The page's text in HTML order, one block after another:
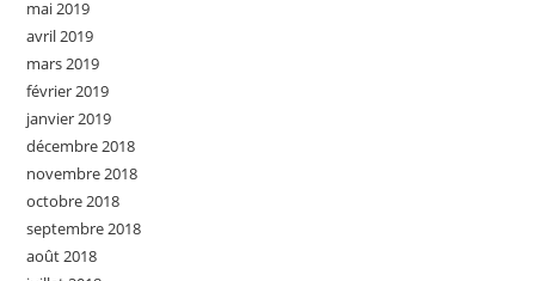
mai 2019
avril 2019
mars 2019
février 2019
janvier 2019
décembre 2018
novembre 2018
octobre 2018
septembre 2018
août 2018